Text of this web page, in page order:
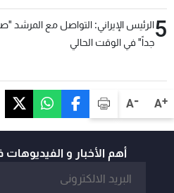
A+
A-
5الرئيس الإيراني: التواصل مع المرشد
جداً" في الوقت الحالي
أهم الأخبار و الفيديوهات